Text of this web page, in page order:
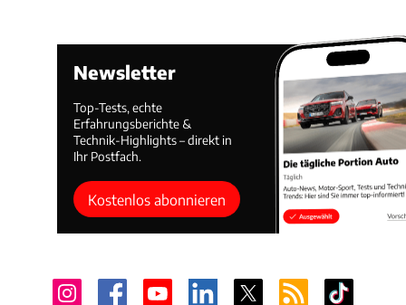
Newsletter
Top-Tests, echte
Erfahrungsberichte &
Technik-Highlights – direkt in
Ihr Postfach.
Kostenlos abonnieren